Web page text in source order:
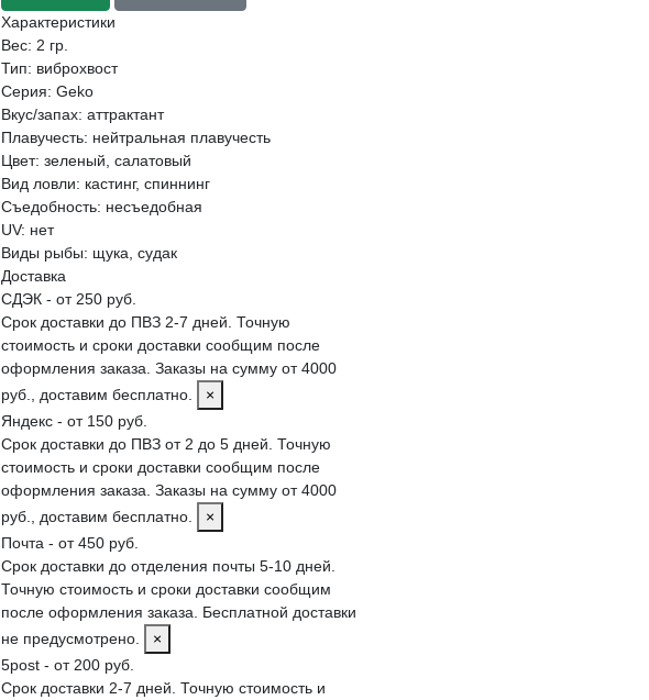
Характеристики
Вес: 2 гр.
Тип: виброхвост
Серия:Geko
Вкус/запах:аттрактант
Плавучесть: нейтральная плавучесть
Цвет:зеленый, салатовый
Вид ловли: кастинг, спиннинг
Съедобность: несъедобная
UV: нет
Виды рыбы: щука, судак
Доставка
СДЭК - от 250 руб.
Срок доставки до ПВЗ 2-7 дней. Точную
стоимость и сроки доставки сообщим после
оформления заказа. Заказы на сумму от 4000
руб., доставим бесплатно.
×
Яндекс - от 150 руб.
Срок доставки до ПВЗ от 2 до 5 дней. Точную
стоимость и сроки доставки сообщим после
оформления заказа. Заказы на сумму от 4000
руб., доставим бесплатно.
×
Почта - от 450 руб.
Срок доставки до отделения почты 5-10 дней.
Точную стоимость и сроки доставки сообщим
после оформления заказа. Бесплатной доставки
не предусмотрено.
×
5post - от 200 руб.
Срок доставки 2-7 дней. Точную стоимость и